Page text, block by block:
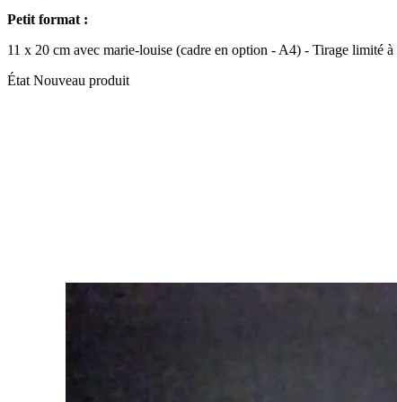
Petit format :
11 x 20 cm avec marie-louise (cadre en option - A4) - Tirage limité
État Nouveau produit